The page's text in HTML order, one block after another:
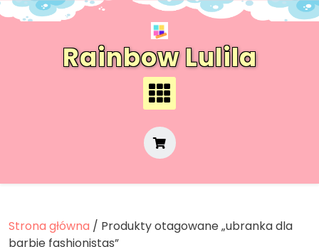
Skip
Rainbow Lulila
Strona główna / Produkty otagowane „ubranka dla
barbie fashionistas”